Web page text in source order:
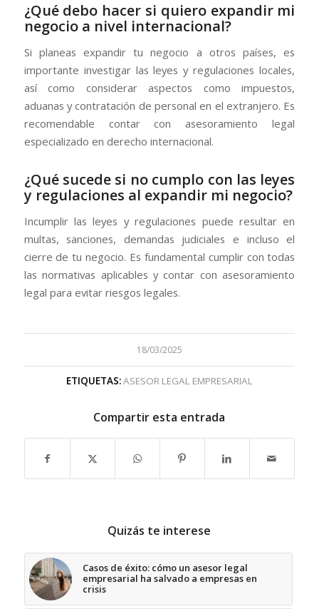
¿Qué debo hacer si quiero expandir mi
negocio a nivel internacional?
Si planeas expandir tu negocio a otros países, es
importante investigar las leyes y regulaciones locales,
así como considerar aspectos como impuestos,
aduanas y contratación de personal en el extranjero. Es
recomendable contar con asesoramiento legal
especializado en derecho internacional.
¿Qué sucede si no cumplo con las leyes
y regulaciones al expandir mi negocio?
Incumplir las leyes y regulaciones puede resultar en
multas, sanciones, demandas judiciales e incluso el
cierre de tu negocio. Es fundamental cumplir con todas
las normativas aplicables y contar con asesoramiento
legal para evitar riesgos legales.
18/03/2025
ETIQUETAS:ASESOR LEGAL EMPRESARIAL
Compartir esta entrada
Quizás te interese
Casos de éxito: cómo un asesor legal
empresarial ha salvado a empresas en
crisis